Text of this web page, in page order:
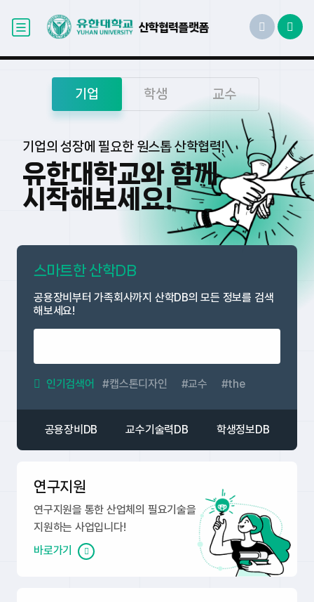
산학협력플랫폼
기업 학생 교수
기업의 성장에 필요한 원스톱 산학협력!
유한대학교와 함께
시작해보세요!
스마트한 산학DB
공용장비부터 가족회사까지 산학DB의 모든 정보를 검색
해보세요!
인기검색어 캡스톤디자인 교수 the
공용장비DB 교수기술력DB 학생정보DB
연구지원
연구지원을 통한 산업체의 필요기술을
지원하는 사업입니다!
바로가기